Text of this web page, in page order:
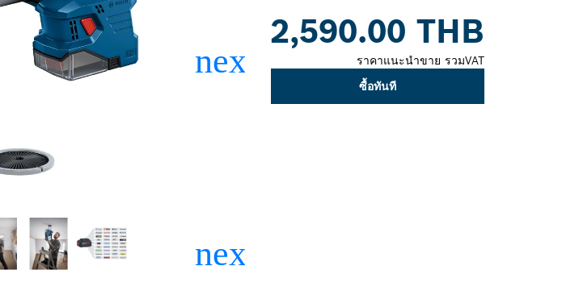
closed
2,590.00 THB
ราคาแนะนำขาย รวมVAT
ซื้อทันที